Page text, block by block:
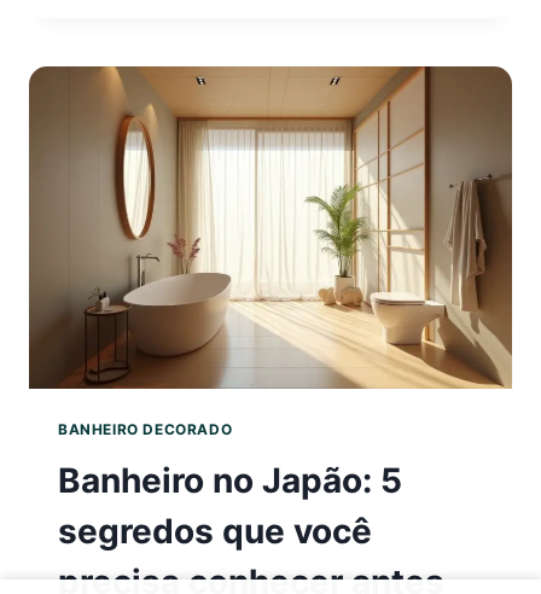
QUE
BANHEIRO DECORADO
Banheiro no Japão: 5
segredos que você
precisa conhecer antes